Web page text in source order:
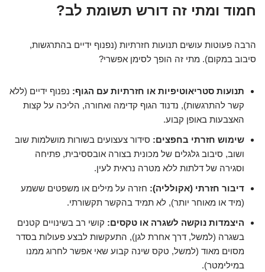
חמוד ומתי זה דורש תשומת לב?
הרבה פעוטות עושים תנועות חזרתיות (נפנוף ידיים בהתרגשות,
סיבוב במקום). מתי זה הופך לסימן אפשרי?
תנועות סטריאוטיפיות או חזרתיות עם הגוף: נפנוף ידיים (ללא
קשר להתרגשות), נדנוד הגוף קדימה ואחורה, הליכה על קצות
האצבעות באופן קבוע.
שימוש חזרתי בחפצים: סידור צעצועים בשורות מושלמות שוב
ושוב, סיבוב גלגלים של מכונית בצורה אובססיבית, פתיחה
וסגירה של דלתות ללא מטרה נראית לעין.
דיבור חזרתי (אקולליה): חזרה על מילים או משפטים ששמע
(מיד או מאוחר יותר), לא תמיד בהקשר תקשורתי.
היצמדות נוקשה לשגרה או טקסים: קושי רב בשינויים קטנים
בשגרה (למשל, דרך אחרת לגן), התעקשות לבצע פעולות בסדר
מסוים מאוד (למשל, טקס שינה קבוע שאי אפשר לחרוג ממנו
במילימטר).